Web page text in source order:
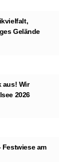
Gelände
aus! Wir
2026
Festwiese am